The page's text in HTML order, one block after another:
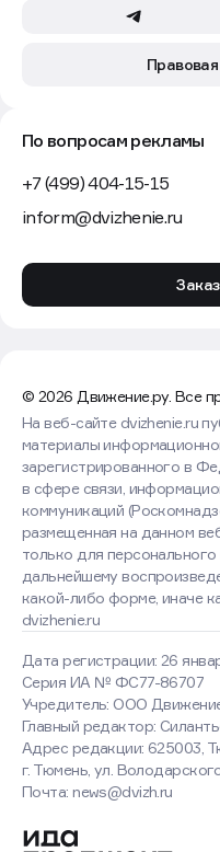
По вопросам рекламы
+7 (499) 404-15-15
inform@dvizhenie.ru
© 2026 Движение.ру. Все
Дата регистрации: 26
Серия ИА № ФС77-86707
Учредитель: ООО
Главный редактор:
Адрес редакции: 625003,
г. Тюмень, ул.
Почта: news@dvizh.ru
На веб-сайте dvizhenie.ru
материалы
зарегистрированного в
в сфере связи,
коммуникаций
размещенная на данном
только для
дальнейшему
какой-либо форме, иначе
dvizhenie.ru